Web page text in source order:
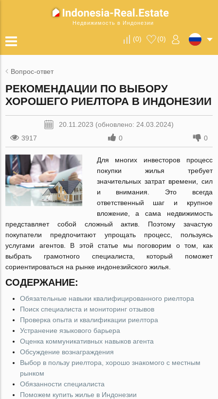
Недвижимость в Индонезии
(0) (0)
Вопрос-ответ
РЕКОМЕНДАЦИИ ПО ВЫБОРУ
ХОРОШЕГО РИЕЛТОРА В ИНДОНЕЗИИ
20.11.2023 (обновлено: 24.03.2024)
3917
0 0
Для многих инвесторов процесс
покупки жилья требует
значительных затрат времени, сил
и внимания. Это всегда
ответственный шаг и крупное
вложение, а сама недвижимость
представляет собой сложный актив. Поэтому зачастую
покупатели предпочитают упрощать процесс, пользуясь
услугами агентов. В этой статье мы поговорим о том, как
выбрать грамотного специалиста, который поможет
сориентироваться на рынке индонезийского жилья.
СОДЕРЖАНИЕ:
Обязательные навыки квалифицированного риелтора
Поиск специалиста и мониторинг отзывов
Проверка опыта и квалификации риелтора
Устранение языкового барьера
Оценка коммуникативных навыков агента
Обсуждение вознаграждения
Выбор в пользу риелтора, хорошо знакомого с местным
рынком
Обязанности специалиста
Поможем купить жилье в Индонезии